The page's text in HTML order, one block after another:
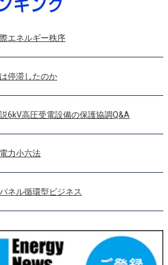
エネルギー秩序
停滞したのか
6kV高圧受電設備の保護協調Q&A
力小六法
ネル循環型ビジネス